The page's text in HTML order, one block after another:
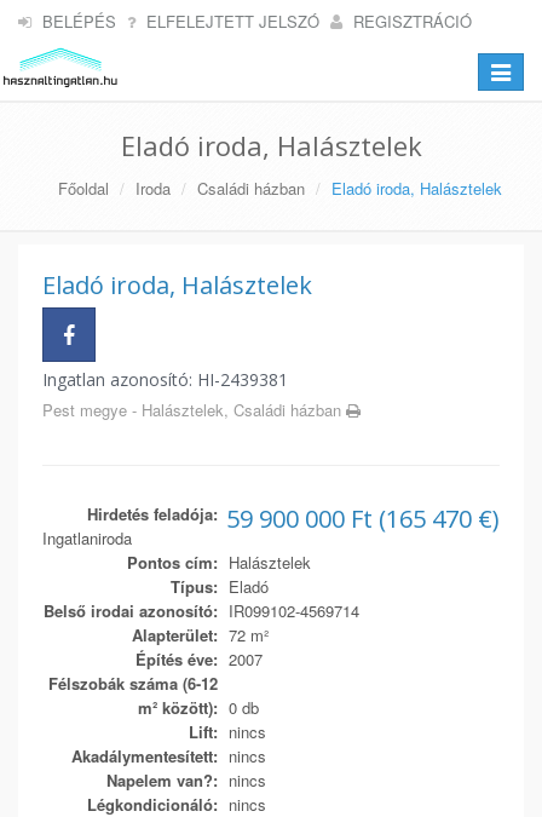
BELÉPÉS ELFELEJTETT JELSZÓ REGISZTRÁCIÓ
Toggle
Eladó iroda, Halásztelek
Főoldal Iroda Családi házban Eladó iroda, Halásztelek
Eladó iroda, Halásztelek
Ingatlan azonosító: HI-2439381
Pest megye - Halásztelek, Családi házban
59 900 000 Ft (165 470 €)
Hirdetés feladója:
Ingatlaniroda
Pontos cím: Halásztelek
Típus: Eladó
Belső irodai azonosító: IR099102-4569714
Alapterület: 72 m²
Építés éve: 2007
Félszobák száma (6-12
m² között): 0 db
Lift: nincs
Akadálymentesített: nincs
Napelem van?: nincs
Légkondicionáló: nincs